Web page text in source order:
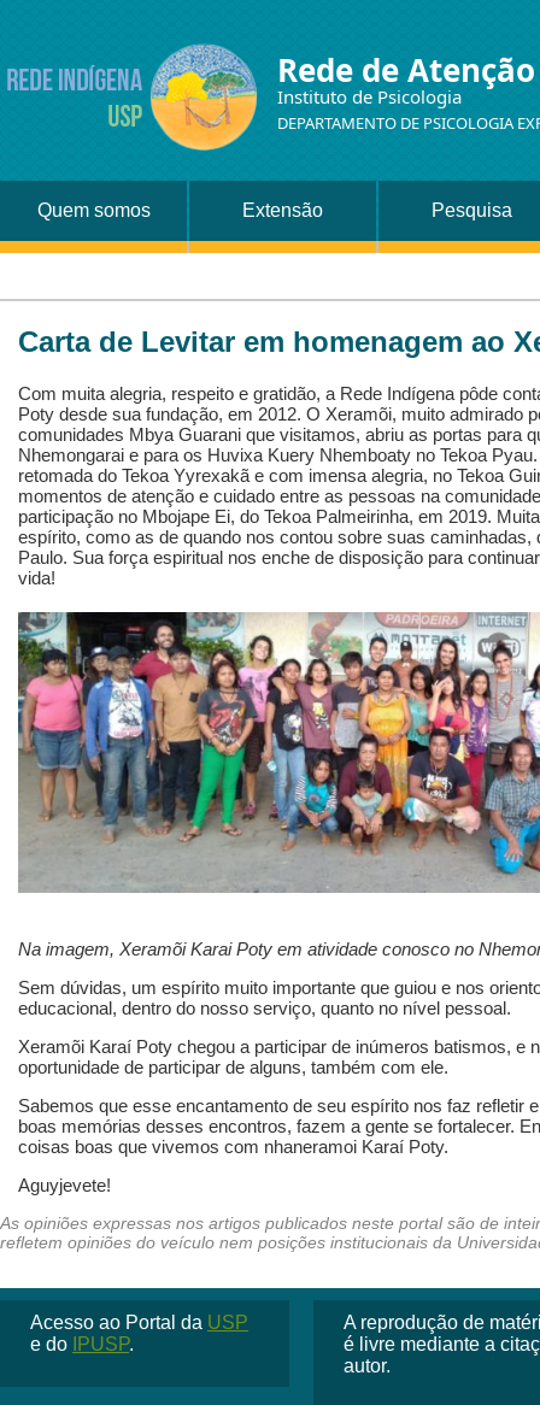
Rede de
Instituto de Psicologia
DEPARTAMENTO DE PSICOLOGIA
Quem somos Extensão Pesquisa
Carta de Levitar em homenagem ao
Com muita alegria, respeito e gratidão, a Rede Indígena pôde
Poty desde sua fundação, em 2012. O Xeramõi, muito admirado
comunidades Mbya Guarani que visitamos, abriu as portas para
Nhemongarai e para os Huvixa Kuery Nhemboaty no Tekoa
retomada do Tekoa Yyrexakã e com imensa alegria, no Tekoa
momentos de atenção e cuidado entre as pessoas na
participação no Mbojape Ei, do Tekoa Palmeirinha, em 2019.
espírito, como as de quando nos contou sobre suas
Paulo. Sua força espiritual nos enche de disposição para
vida!
Na imagem, Xeramõi Karai Poty em atividade conosco no
Sem dúvidas, um espírito muito importante que guiou e nos
educacional, dentro do nosso serviço, quanto no nível pessoal.
Xeramõi Karaí Poty chegou a participar de inúmeros batismos, e
oportunidade de participar de alguns, também com ele.
Sabemos que esse encantamento de seu espírito nos faz refletir
boas memórias desses encontros, fazem a gente se fortalecer.
coisas boas que vivemos com nhaneramoi Karaí Poty.
Aguyjevete!
Acesso ao Portal da USP
e do
IPUSP.
A reprodução de
é livre mediante a
autor.